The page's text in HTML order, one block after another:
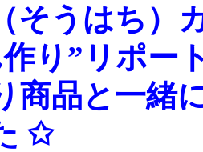
そうはち）
り”リポー
商品と一緒
✩